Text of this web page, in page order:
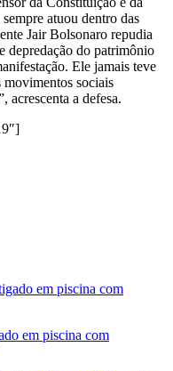
atuou dentro das
Jair Bolsonaro repudia
depredação do patrimônio
Ele jamais teve
movimentos sociais
acrescenta a defesa.
em piscina com